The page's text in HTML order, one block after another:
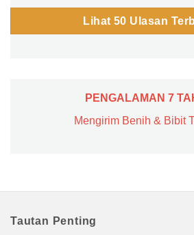
Lihat 50 Ulasan
PENGALAMAN 7
Mengirim Benih & Bibit
Tautan Penting